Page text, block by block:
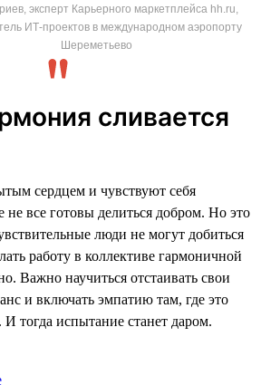
эксперт Карьерного маркетплейса hh.ru,
ИТ-проектов в международном аэропорту
Шереметьево
сливается
сердцем и чувствуют себя
все готовы делиться добром. Но это
люди не могут добиться
работу в коллективе гармоничной
Важно научиться отстаивать свои
и включать эмпатию там, где это
тогда испытание станет даром.